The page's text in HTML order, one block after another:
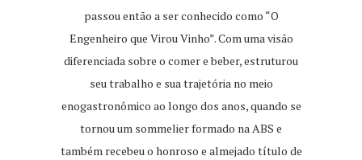
passou então a ser conhecido como “O
Engenheiro que Virou Vinho”. Com uma visão
diferenciada sobre o comer e beber, estruturou
seu trabalho e sua trajetória no meio
enogastronômico ao longo dos anos, quando se
tornou um sommelier formado na ABS e
também recebeu o honroso e almejado título de